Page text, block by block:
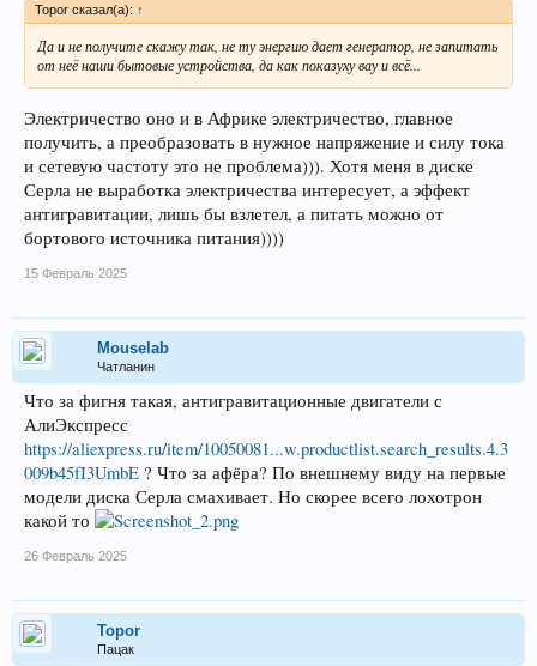
Topor сказал(а): ↑
Да и не получите скажу так, не ту энергию дает генератор, не запитать
от неё наши бытовые устройства, да как показуху вау и всё...
Электричество оно и в Африке электричество, главное
получить, а преобразовать в нужное напряжение и силу тока
и сетевую частоту это не проблема))). Хотя меня в диске
Серла не выработка электричества интересует, а эффект
антигравитации, лишь бы взлетел, а питать можно от
бортового источника питания))))
15 Февраль 2025
Mouselab
Чатланин
Что за фигня такая, антигравитационные двигатели с
АлиЭкспресс
https://aliexpress.ru/item/10050081...w.productlist.search_results.4.3
009b45fI3UmbE ? Что за афёра? По внешнему виду на первые
модели диска Серла смахивает. Но скорее всего лохотрон
какой то
26 Февраль 2025
Topor
Пацак